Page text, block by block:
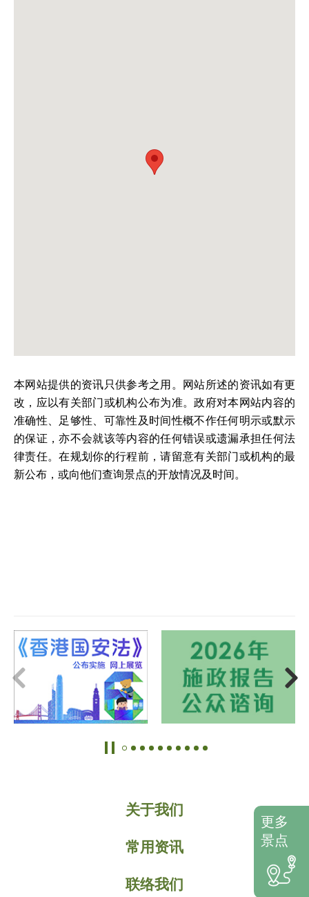
本网站提供的资讯只供参考之用。网站所述的资讯如有更
改，应以有关部门或机构公布为准。政府对本网站内容的
准确性、足够性、可靠性及时间性概不作任何明示或默示
的保证，亦不会就该等内容的任何错误或遗漏承担任何法
律责任。在规划你的行程前，请留意有关部门或机构的最
新公布，或向他们查询景点的开放情况及时间。
关于我们
常用资讯
联络我们
更多
景点